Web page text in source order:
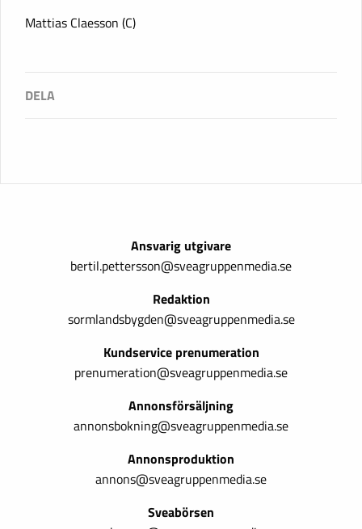
Mattias Claesson (C)
Ansvarig utgivare
bertil.pettersson@sveagruppenmedia.se
Redaktion
sormlandsbygden@sveagruppenmedia.se
Kundservice prenumeration
prenumeration@sveagruppenmedia.se
Annonsförsäljning
annonsbokning@sveagruppenmedia.se
Annonsproduktion
annons@sveagruppenmedia.se
Sveabörsen